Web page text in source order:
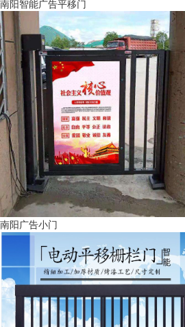
南阳智能广告平移门
南阳广告小门